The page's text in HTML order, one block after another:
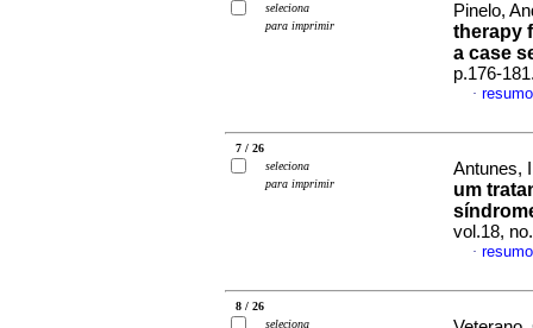
seleciona
para imprimir
Pinelo,
therapy
a case
p.176-
·
7 / 26
seleciona
para imprimir
Antunes,
um
vol.18,
·
8 / 26
seleciona